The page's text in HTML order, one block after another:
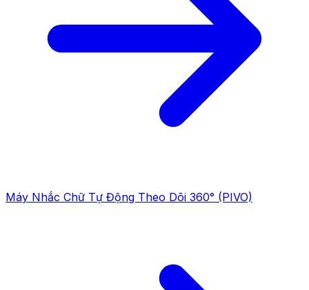
Máy Nhắc Chữ Tự Động Theo Dõi 360° (PIVO)